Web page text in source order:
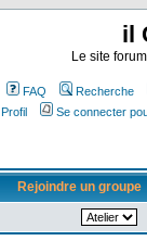
il
Le site
FAQ Recherche
Profil
Se connecter
Rejoindre un groupe